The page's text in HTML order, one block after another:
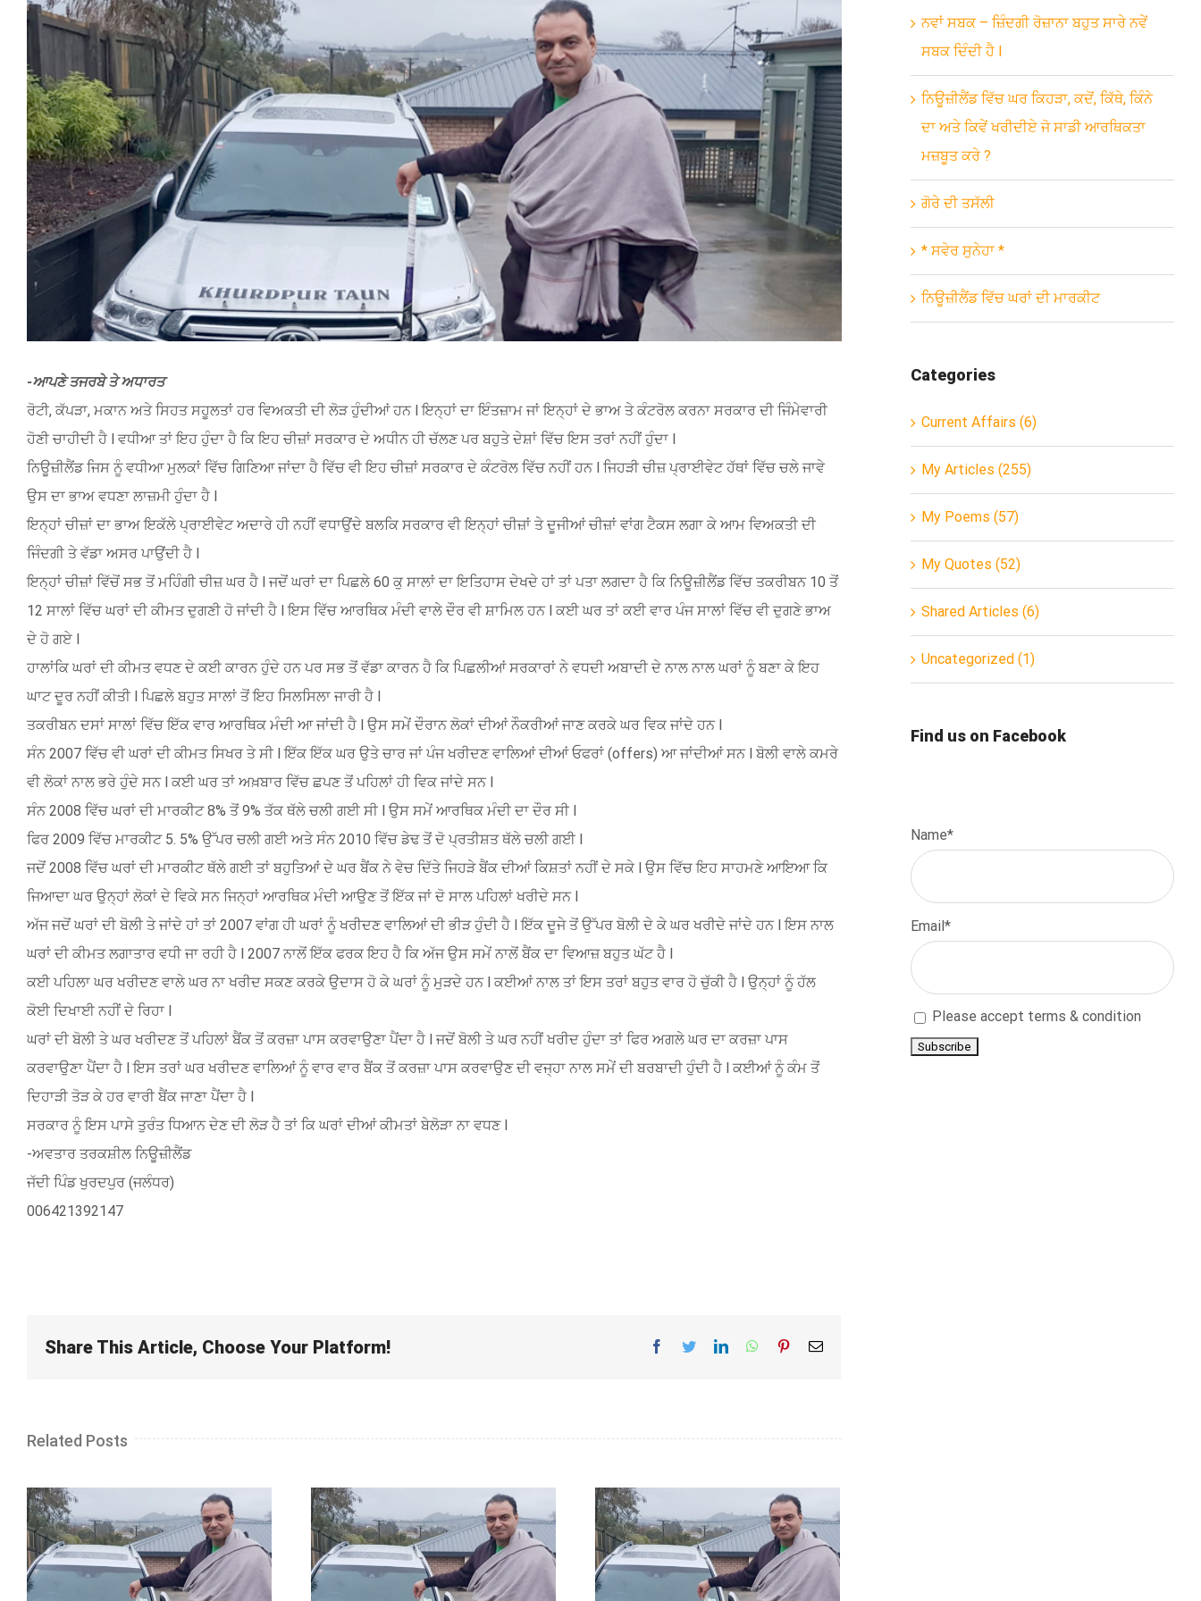
Larger
-ਆਪਣੇ ਤਜਰਬੇ ਤੇ ਅਧਾਰਤ
ਰੋਟੀ, ਕੱਪੜਾ, ਮਕਾਨ ਅਤੇ ਸਿਹਤ ਸਹੂਲਤਾਂ ਹਰ ਵਿਅਕਤੀ ਦੀ ਲੋੜ ਹੁੰਦੀਆਂ ਹਨ l ਇਨ੍ਹਾਂ ਦਾ ਇੰਤਜ਼ਾਮ ਜਾਂ ਇਨ੍ਹਾਂ ਦੇ ਭਾਅ ਤੇ ਕੰਟਰੋਲ ਕਰਨਾ ਸਰਕਾਰ ਦੀ ਜਿੰਮੇਵਾਰੀ
ਹੋਣੀ ਚਾਹੀਦੀ ਹੈ l ਵਧੀਆ ਤਾਂ ਇਹ ਹੁੰਦਾ ਹੈ ਕਿ ਇਹ ਚੀਜ਼ਾਂ ਸਰਕਾਰ ਦੇ ਅਧੀਨ ਹੀ ਚੱਲਣ ਪਰ ਬਹੁਤੇ ਦੇਸ਼ਾਂ ਵਿੱਚ ਇਸ ਤਰਾਂ ਨਹੀਂ ਹੁੰਦਾ l
ਨਿਊਜ਼ੀਲੈਂਡ ਜਿਸ ਨੂੰ ਵਧੀਆ ਮੁਲਕਾਂ ਵਿੱਚ ਗਿਣਿਆ ਜਾਂਦਾ ਹੈ ਵਿੱਚ ਵੀ ਇਹ ਚੀਜ਼ਾਂ ਸਰਕਾਰ ਦੇ ਕੰਟਰੋਲ ਵਿੱਚ ਨਹੀਂ ਹਨ l ਜਿਹੜੀ ਚੀਜ਼ ਪ੍ਰਾਈਵੇਟ ਹੱਥਾਂ ਵਿੱਚ ਚਲੇ ਜਾਵੇ
ਉਸ ਦਾ ਭਾਅ ਵਧਣਾ ਲਾਜ਼ਮੀ ਹੁੰਦਾ ਹੈ l
ਇਨ੍ਹਾਂ ਚੀਜ਼ਾਂ ਦਾ ਭਾਅ ਇਕੱਲੇ ਪ੍ਰਾਈਵੇਟ ਅਦਾਰੇ ਹੀ ਨਹੀਂ ਵਧਾਉਂਦੇ ਬਲਕਿ ਸਰਕਾਰ ਵੀ ਇਨ੍ਹਾਂ ਚੀਜ਼ਾਂ ਤੇ ਦੂਜੀਆਂ ਚੀਜ਼ਾਂ ਵਾਂਗ ਟੈਕਸ ਲਗਾ ਕੇ ਆਮ ਵਿਅਕਤੀ ਦੀ
ਜਿੰਦਗੀ ਤੇ ਵੱਡਾ ਅਸਰ ਪਾਉਂਦੀ ਹੈ l
ਇਨ੍ਹਾਂ ਚੀਜ਼ਾਂ ਵਿੱਚੋਂ ਸਭ ਤੋਂ ਮਹਿੰਗੀ ਚੀਜ਼ ਘਰ ਹੈ l ਜਦੋਂ ਘਰਾਂ ਦਾ ਪਿਛਲੇ 60 ਕੁ ਸਾਲਾਂ ਦਾ ਇਤਿਹਾਸ ਦੇਖਦੇ ਹਾਂ ਤਾਂ ਪਤਾ ਲਗਦਾ ਹੈ ਕਿ ਨਿਊਜ਼ੀਲੈਂਡ ਵਿੱਚ ਤਕਰੀਬਨ 10 ਤੋਂ
12 ਸਾਲਾਂ ਵਿੱਚ ਘਰਾਂ ਦੀ ਕੀਮਤ ਦੁਗਣੀ ਹੋ ਜਾਂਦੀ ਹੈ l ਇਸ ਵਿੱਚ ਆਰਥਿਕ ਮੰਦੀ ਵਾਲੇ ਦੌਰ ਵੀ ਸ਼ਾਮਿਲ ਹਨ l ਕਈ ਘਰ ਤਾਂ ਕਈ ਵਾਰ ਪੰਜ ਸਾਲਾਂ ਵਿੱਚ ਵੀ ਦੁਗਣੇ ਭਾਅ
ਦੇ ਹੋ ਗਏ l
ਹਾਲਾਂਕਿ ਘਰਾਂ ਦੀ ਕੀਮਤ ਵਧਣ ਦੇ ਕਈ ਕਾਰਨ ਹੁੰਦੇ ਹਨ ਪਰ ਸਭ ਤੋਂ ਵੱਡਾ ਕਾਰਨ ਹੈ ਕਿ ਪਿਛਲੀਆਂ ਸਰਕਾਰਾਂ ਨੇ ਵਧਦੀ ਅਬਾਦੀ ਦੇ ਨਾਲ ਨਾਲ ਘਰਾਂ ਨੂੰ ਬਣਾ ਕੇ ਇਹ
ਘਾਟ ਦੂਰ ਨਹੀਂ ਕੀਤੀ l ਪਿਛਲੇ ਬਹੁਤ ਸਾਲਾਂ ਤੋਂ ਇਹ ਸਿਲਸਿਲਾ ਜਾਰੀ ਹੈ l
ਤਕਰੀਬਨ ਦਸਾਂ ਸਾਲਾਂ ਵਿੱਚ ਇੱਕ ਵਾਰ ਆਰਥਿਕ ਮੰਦੀ ਆ ਜਾਂਦੀ ਹੈ l ਉਸ ਸਮੇਂ ਦੌਰਾਨ ਲੋਕਾਂ ਦੀਆਂ ਨੌਕਰੀਆਂ ਜਾਣ ਕਰਕੇ ਘਰ ਵਿਕ ਜਾਂਦੇ ਹਨ l
ਸੰਨ 2007 ਵਿੱਚ ਵੀ ਘਰਾਂ ਦੀ ਕੀਮਤ ਸਿਖਰ ਤੇ ਸੀ l ਇੱਕ ਇੱਕ ਘਰ ਉਤੇ ਚਾਰ ਜਾਂ ਪੰਜ ਖਰੀਦਣ ਵਾਲਿਆਂ ਦੀਆਂ ਓਫਰਾਂ (offers) ਆ ਜਾਂਦੀਆਂ ਸਨ l ਬੋਲੀ ਵਾਲੇ ਕਮਰੇ
ਵੀ ਲੋਕਾਂ ਨਾਲ ਭਰੇ ਹੁੰਦੇ ਸਨ l ਕਈ ਘਰ ਤਾਂ ਅਖ਼ਬਾਰ ਵਿੱਚ ਛਪਣ ਤੋਂ ਪਹਿਲਾਂ ਹੀ ਵਿਕ ਜਾਂਦੇ ਸਨ l
ਸੰਨ 2008 ਵਿੱਚ ਘਰਾਂ ਦੀ ਮਾਰਕੀਟ 8% ਤੋਂ 9% ਤੱਕ ਥੱਲੇ ਚਲੀ ਗਈ ਸੀ l ਉਸ ਸਮੇਂ ਆਰਥਿਕ ਮੰਦੀ ਦਾ ਦੌਰ ਸੀ l
ਫਿਰ 2009 ਵਿੱਚ ਮਾਰਕੀਟ 5. 5% ਉੱਪਰ ਚਲੀ ਗਈ ਅਤੇ ਸੰਨ 2010 ਵਿੱਚ ਡੇਢ ਤੋਂ ਦੋ ਪ੍ਰਤੀਸ਼ਤ ਥੱਲੇ ਚਲੀ ਗਈ l
ਜਦੋਂ 2008 ਵਿੱਚ ਘਰਾਂ ਦੀ ਮਾਰਕੀਟ ਥੱਲੇ ਗਈ ਤਾਂ ਬਹੁਤਿਆਂ ਦੇ ਘਰ ਬੈਂਕ ਨੇ ਵੇਚ ਦਿੱਤੇ ਜਿਹੜੇ ਬੈਂਕ ਦੀਆਂ ਕਿਸ਼ਤਾਂ ਨਹੀਂ ਦੇ ਸਕੇ l ਉਸ ਵਿੱਚ ਇਹ ਸਾਹਮਣੇ ਆਇਆ ਕਿ
ਜਿਆਦਾ ਘਰ ਉਨ੍ਹਾਂ ਲੋਕਾਂ ਦੇ ਵਿਕੇ ਸਨ ਜਿਨ੍ਹਾਂ ਆਰਥਿਕ ਮੰਦੀ ਆਉਣ ਤੋਂ ਇੱਕ ਜਾਂ ਦੋ ਸਾਲ ਪਹਿਲਾਂ ਖਰੀਦੇ ਸਨ l
ਅੱਜ ਜਦੋਂ ਘਰਾਂ ਦੀ ਬੋਲੀ ਤੇ ਜਾਂਦੇ ਹਾਂ ਤਾਂ 2007 ਵਾਂਗ ਹੀ ਘਰਾਂ ਨੂੰ ਖਰੀਦਣ ਵਾਲਿਆਂ ਦੀ ਭੀੜ ਹੁੰਦੀ ਹੈ l ਇੱਕ ਦੂਜੇ ਤੋਂ ਉੱਪਰ ਬੋਲੀ ਦੇ ਕੇ ਘਰ ਖਰੀਦੇ ਜਾਂਦੇ ਹਨ l ਇਸ ਨਾਲ
ਘਰਾਂ ਦੀ ਕੀਮਤ ਲਗਾਤਾਰ ਵਧੀ ਜਾ ਰਹੀ ਹੈ l 2007 ਨਾਲੋਂ ਇੱਕ ਫਰਕ ਇਹ ਹੈ ਕਿ ਅੱਜ ਉਸ ਸਮੇਂ ਨਾਲੋਂ ਬੈਂਕ ਦਾ ਵਿਆਜ਼ ਬਹੁਤ ਘੱਟ ਹੈ l
ਕਈ ਪਹਿਲਾ ਘਰ ਖਰੀਦਣ ਵਾਲੇ ਘਰ ਨਾ ਖਰੀਦ ਸਕਣ ਕਰਕੇ ਉਦਾਸ ਹੋ ਕੇ ਘਰਾਂ ਨੂੰ ਮੁੜਦੇ ਹਨ l ਕਈਆਂ ਨਾਲ ਤਾਂ ਇਸ ਤਰਾਂ ਬਹੁਤ ਵਾਰ ਹੋ ਚੁੱਕੀ ਹੈ l ਉਨ੍ਹਾਂ ਨੂੰ ਹੱਲ
ਕੋਈ ਦਿਖਾਈ ਨਹੀਂ ਦੇ ਰਿਹਾ l
ਘਰਾਂ ਦੀ ਬੋਲੀ ਤੇ ਘਰ ਖਰੀਦਣ ਤੋਂ ਪਹਿਲਾਂ ਬੈਂਕ ਤੋਂ ਕਰਜ਼ਾ ਪਾਸ ਕਰਵਾਉਣਾ ਪੈਂਦਾ ਹੈ l ਜਦੋਂ ਬੋਲੀ ਤੇ ਘਰ ਨਹੀਂ ਖਰੀਦ ਹੁੰਦਾ ਤਾਂ ਫਿਰ ਅਗਲੇ ਘਰ ਦਾ ਕਰਜ਼ਾ ਪਾਸ
ਕਰਵਾਉਣਾ ਪੈਂਦਾ ਹੈ l ਇਸ ਤਰਾਂ ਘਰ ਖਰੀਦਣ ਵਾਲਿਆਂ ਨੂੰ ਵਾਰ ਵਾਰ ਬੈਂਕ ਤੋਂ ਕਰਜ਼ਾ ਪਾਸ ਕਰਵਾਉਣ ਦੀ ਵਜ੍ਹਾ ਨਾਲ ਸਮੇਂ ਦੀ ਬਰਬਾਦੀ ਹੁੰਦੀ ਹੈ l ਕਈਆਂ ਨੂੰ ਕੰਮ ਤੋਂ
ਦਿਹਾੜੀ ਤੋੜ ਕੇ ਹਰ ਵਾਰੀ ਬੈਂਕ ਜਾਣਾ ਪੈਂਦਾ ਹੈ l
ਸਰਕਾਰ ਨੂੰ ਇਸ ਪਾਸੇ ਤੁਰੰਤ ਧਿਆਨ ਦੇਣ ਦੀ ਲੋੜ ਹੈ ਤਾਂ ਕਿ ਘਰਾਂ ਦੀਆਂ ਕੀਮਤਾਂ ਬੇਲੋੜਾ ਨਾ ਵਧਣ l
-ਅਵਤਾਰ ਤਰਕਸ਼ੀਲ ਨਿਊਜ਼ੀਲੈਂਡ
ਜੱਦੀ ਪਿੰਡ ਖੁਰਦਪੁਰ (ਜਲੰਧਰ)
006421392147
Share This Article, Choose Your Platform! Facebook
TwitterLinkedInWhatsApp
PinterestEmail
Related Posts
ਨਵਾਂ ਸਬਕ – ਜ਼ਿੰਦਗੀ ਰੋਜ਼ਾਨਾ ਬਹੁਤ ਸਾਰੇ ਨਵੇਂ
ਸਬਕ ਦਿੰਦੀ ਹੈ l
ਨਿਊਜ਼ੀਲੈਂਡ ਵਿੱਚ ਘਰ ਕਿਹੜਾ, ਕਦੋਂ, ਕਿੱਥੇ, ਕਿੰਨੇ
ਦਾ ਅਤੇ ਕਿਵੇਂ ਖਰੀਦੀਏ ਜੋ ਸਾਡੀ ਆਰਥਿਕਤਾ
ਮਜ਼ਬੂਤ ਕਰੇ ?
ਗੋਰੇ ਦੀ ਤਸੱਲੀ
* ਸਵੇਰ ਸੁਨੇਹਾ *
ਨਿਊਜ਼ੀਲੈਂਡ ਵਿੱਚ ਘਰਾਂ ਦੀ ਮਾਰਕੀਟ
Categories
Current Affairs (6)
My Articles (255)
My Poems (57)
My Quotes (52)
Shared Articles (6)
Uncategorized (1)
Find us on Facebook
Name*
Email*
Please accept terms & condition